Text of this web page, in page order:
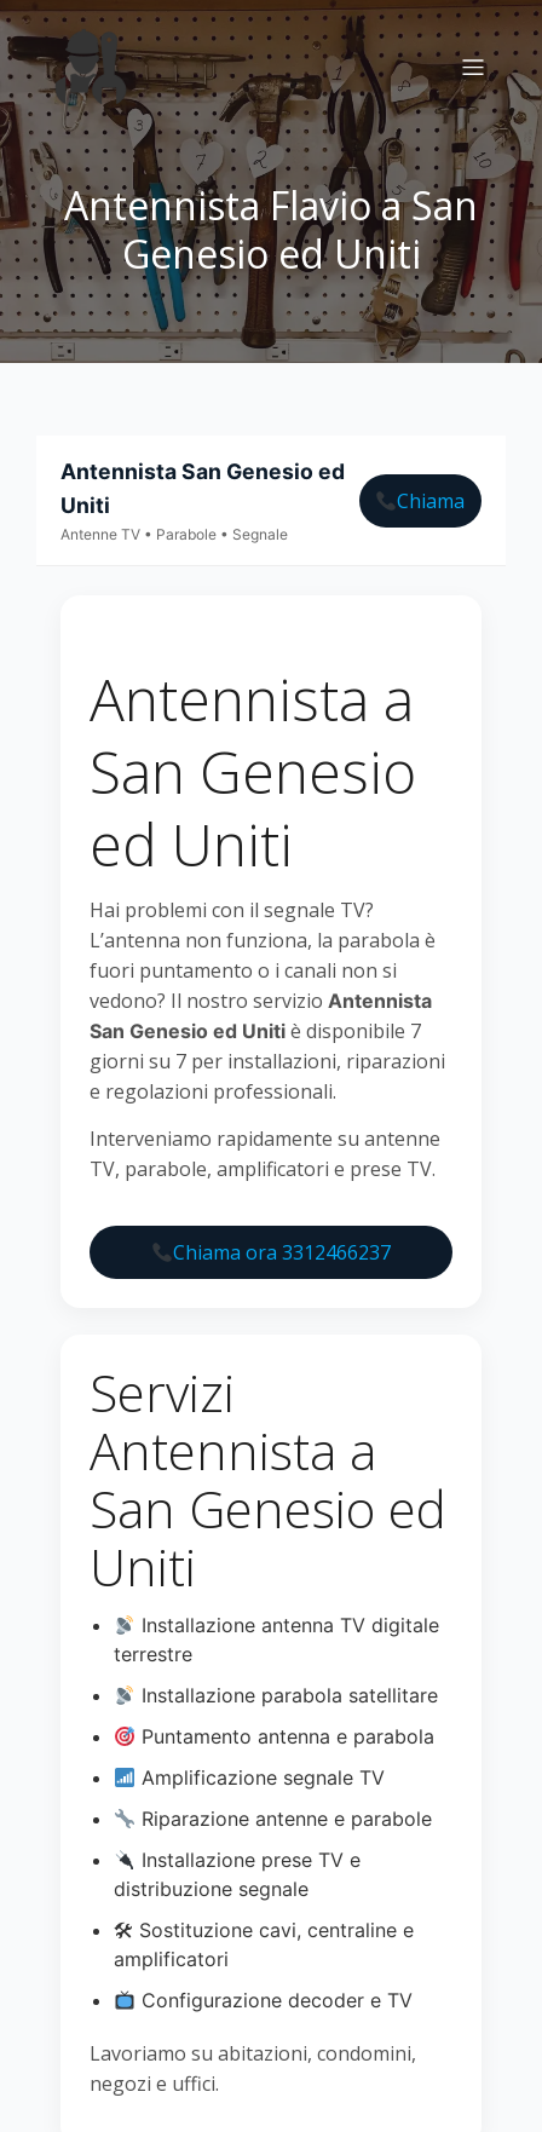
Antennista Flavio a San
Genesio ed Uniti
Antennista San Genesio ed
Uniti
Antenne TV • Parabole • Segnale
Chiama
Antennista a
San Genesio
ed Uniti
Hai problemi con il segnale TV?
L’antenna non funziona, la parabola è
fuori puntamento o i canali non si
vedono? Il nostro servizio Antennista
San Genesio ed Uniti è disponibile 7
giorni su 7 per installazioni, riparazioni
e regolazioni professionali.
Interveniamo rapidamente su antenne
TV, parabole, amplificatori e prese TV.
Chiama ora 3312466237
Servizi
Antennista a
San Genesio ed
Uniti
Installazione antenna TV digitale
terrestre
Installazione parabola satellitare
Puntamento antenna e parabola
Amplificazione segnale TV
Riparazione antenne e parabole
Installazione prese TV e
distribuzione segnale
🛠 Sostituzione cavi, centraline e
amplificatori
Configurazione decoder e TV
Lavoriamo su abitazioni, condomini,
negozi e uffici.